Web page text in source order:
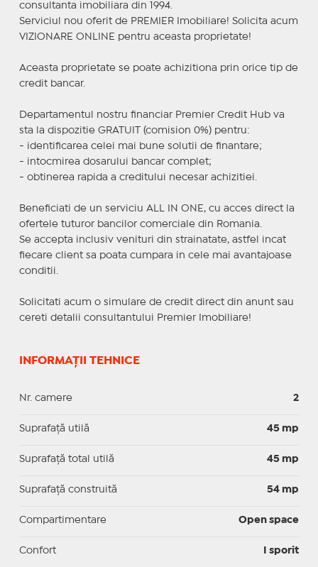
consultanta imobiliara din 1994.
Serviciul nou oferit de PREMIER Imobiliare! Solicita acum
VIZIONARE ONLINE pentru aceasta proprietate!
Aceasta proprietate se poate achizitiona prin orice tip de
credit bancar.
Departamentul nostru financiar Premier Credit Hub va
sta la dispozitie GRATUIT (comision 0%) pentru:
- identificarea celei mai bune solutii de finantare;
- intocmirea dosarului bancar complet;
- obtinerea rapida a creditului necesar achizitiei.
Beneficiati de un serviciu ALL IN ONE, cu acces direct la
ofertele tuturor bancilor comerciale din Romania.
Se accepta inclusiv venituri din strainatate, astfel incat
fiecare client sa poata cumpara in cele mai avantajoase
conditii.
Solicitati acum o simulare de credit direct din anunt sau
cereti detalii consultantului Premier Imobiliare!
INFORMAȚII TEHNICE
Nr. camere 2
Suprafaţă utilă 45 mp
Suprafaţă total utilă 45 mp
Suprafaţă construită 54 mp
Compartimentare Open space
Confort I sporit